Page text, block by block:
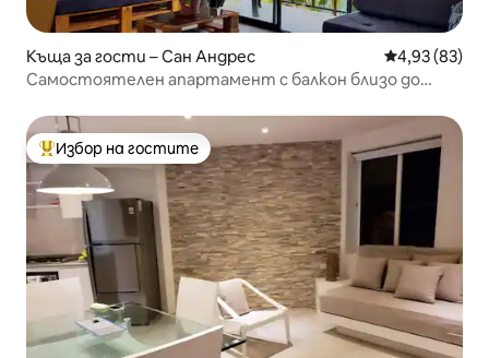
Къща за гости – Сан Андрес Средна
4,93 (83)
Самостоятелен апартамент с балкон близо до
Най-популярен избор на гостите
Избор на гостите